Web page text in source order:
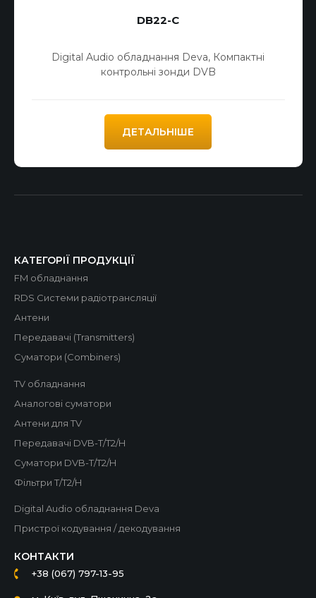
DB22-C
Digital Audio обладнання Deva, Компактні
контрольні зонди DVB
ДЕТАЛЬНІШЕ
КАТЕГОРІЇ ПРОДУКЦІЇ
FM обладнання
RDS Системи радіотрансляції
Антени
Передавачі (Transmitters)
Суматори (Combiners)
TV обладнання
Аналогові суматори
Антени для TV
Передавачі DVB-T/T2/H
Суматори DVB-T/T2/H
Фільтри T/T2/H
Digital Audio обладнання Deva
Пристрої кодування / декодування
КОНТАКТИ
+38 (067) 797-13-95